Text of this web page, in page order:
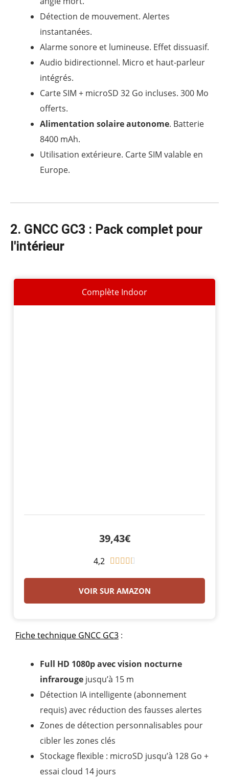
Détection de mouvement. Alertes
instantanées.
Alarme sonore et lumineuse. Effet dissuasif.
Audio bidirectionnel. Micro et haut-parleur
intégrés.
Carte SIM + microSD 32 Go incluses. 300 Mo
offerts.
Alimentation solaire autonome. Batterie
8400 mAh.
Utilisation extérieure. Carte SIM valable en
Europe.
2. GNCC GC3 : Pack complet pour
l'intérieur
Complète Indoor
39,43€
4,2     
t
u
5
VOIR SUR AMAZON
Fiche technique GNCC GC3 :
Full HD 1080p avec vision nocturne
infrarouge jusqu’à 15 m
Détection IA intelligente (abonnement
requis) avec réduction des fausses alertes
Zones de détection personnalisables pour
cibler les zones clés
Stockage flexible : microSD jusqu’à 128 Go +
essai cloud 14 jours